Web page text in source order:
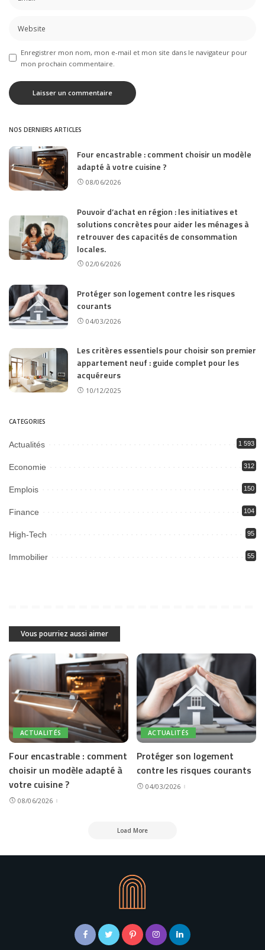
Enregistrer mon nom, mon e-mail et mon site dans le navigateur pour
mon prochain commentaire.
NOS DERNIERS ARTICLES
Four encastrable : comment choisir un modèle
adapté à votre cuisine ?
08/06/2026
Pouvoir d’achat en région : les initiatives et
solutions concrètes pour aider les ménages à
retrouver des capacités de consommation
locales.
02/06/2026
Protéger son logement contre les risques
courants
04/03/2026
Les critères essentiels pour choisir son premier
appartement neuf : guide complet pour les
acquéreurs
10/12/2025
CATEGORIES
Actualités 1 593
Economie 312
Emplois 150
Finance 104
High-Tech 95
Immobilier 55
Vous pourriez aussi aimer
ACTUALITÉS
Four encastrable : comment
choisir un modèle adapté à
votre cuisine ?
08/06/2026
ACTUALITÉS
Protéger son logement
contre les risques courants
04/03/2026
Load More